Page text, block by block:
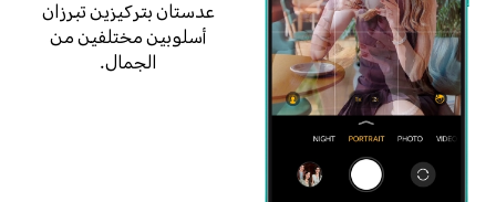
عدستان بتركيزين تبرزان
أسلوبين مختلفين من
الجمال.